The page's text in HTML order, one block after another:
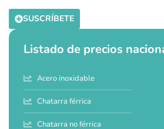
SUSCRÍBETE
Listado de precios
Acero inoxidable
Chatarra férrica
Chatarra no férrica